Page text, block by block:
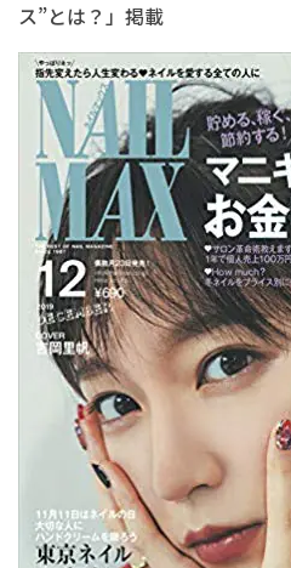
ス”とは？」掲載